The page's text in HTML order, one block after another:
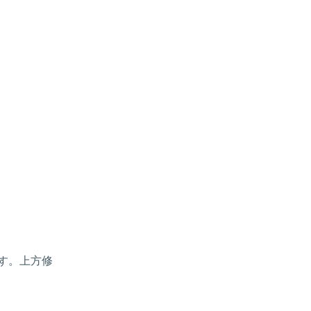
。上方修